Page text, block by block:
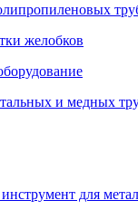
желобков
и медных
для